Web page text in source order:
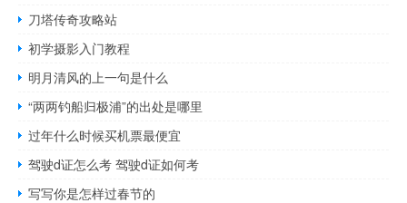
刀塔传奇攻略站
初学摄影入门教程
明月清风的上一句是什么
“两两钓船归极浦”的出处是哪里
过年什么时候买机票最便宜
驾驶d证怎么考 驾驶d证如何考
写写你是怎样过春节的